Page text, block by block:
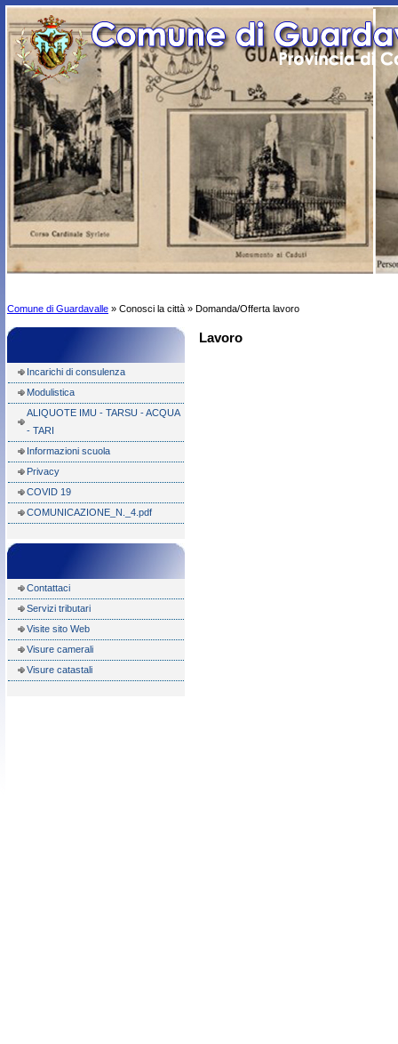
Comune di Guardavalle » Conosci la città » Domanda/Offerta lavoro
Lavoro
Incarichi di consulenza
Modulistica
ALIQUOTE IMU - TARSU - ACQUA
- TARI
Informazioni scuola
Privacy
COVID 19
COMUNICAZIONE_N._4.pdf
Contattaci
Servizi tributari
Visite sito Web
Visure camerali
Visure catastali